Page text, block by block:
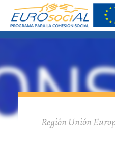
Región Unión